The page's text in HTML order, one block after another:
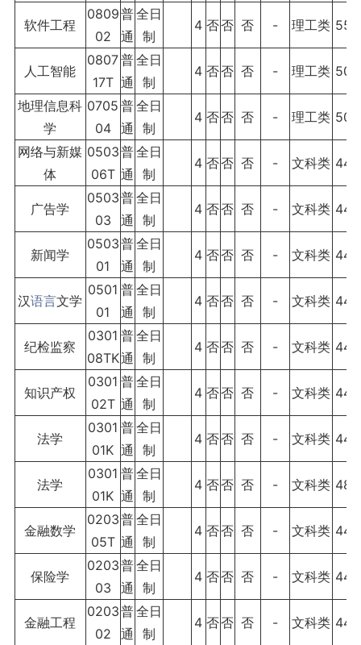
软件工程
0809
02
普
通
全日
制
4 否否 否 - 理工类
人工智能
0807
17T
普
通
全日
制
4 否否 否 - 理工类
地理信息科
学
0705
04
普
通
全日
制
4 否否 否 - 理工类
网络与新媒
体
0503
06T
普
通
全日
制
4 否否 否 - 文科类
广告学
0503
03
普
通
全日
制
4 否否 否 - 文科类
新闻学
0503
01
普
通
全日
制
4 否否 否 - 文科类
汉语言文学
0501
01
普
通
全日
制
4 否否 否 - 文科类
纪检监察
0301
08TK
普
通
全日
制
4 否否 否 - 文科类
知识产权
0301
02T
普
通
全日
制
4 否否 否 - 文科类
法学
0301
01K
普
通
全日
制
4 否否 否 - 文科类
法学
0301
01K
普
通
全日
制
4 否否 否 - 文科类
金融数学
0203
05T
普
通
全日
制
4 否否 否 - 文科类
保险学
0203
03
普
通
全日
制
4 否否 否 - 文科类
金融工程
0203
02
普
通
全日
制
4 否否 否 - 文科类